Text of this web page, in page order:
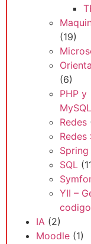
(19)
(6)
PHP y
Redes
Redes
Spring
SQL
YII –
IA(2)
Moodle(1)